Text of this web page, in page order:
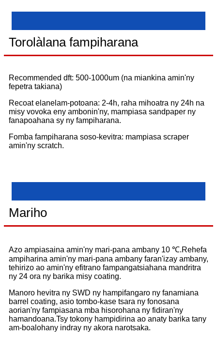
Torolàlana fampiharana
Recommended dft: 500-1000um (na miankina amin'ny
fepetra takiana)
Recoat elanelam-potoana: 2-4h, raha mihoatra ny 24h na
misy vovoka eny ambonin'ny, mampiasa sandpaper ny
fanapoahana sy ny fampiharana.
Fomba fampiharana soso-kevitra: mampiasa scraper
amin'ny scratch.
Mariho
Azo ampiasaina amin'ny mari-pana ambany 10 ℃.Rehefa
ampiharina amin'ny mari-pana ambany faran'izay ambany,
tehirizo ao amin'ny efitrano fampangatsiahana mandritra
ny 24 ora ny barika misy coating.
Manoro hevitra ny SWD ny hampifangaro ny fanamiana
barrel coating, asio tombo-kase tsara ny fonosana
aorian'ny fampiasana mba hisorohana ny fidiran'ny
hamandoana.Tsy tokony hampidirina ao anaty barika tany
am-boalohany indray ny akora narotsaka.